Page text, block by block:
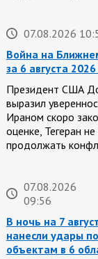
07.08.2026
Война на
за 6 августа
Президент США
выразил
Ираном скоро
оценке, Тегеран
продолжать
07.08.2026
09:56
В ночь на 7
нанесли удары
объектам в 6